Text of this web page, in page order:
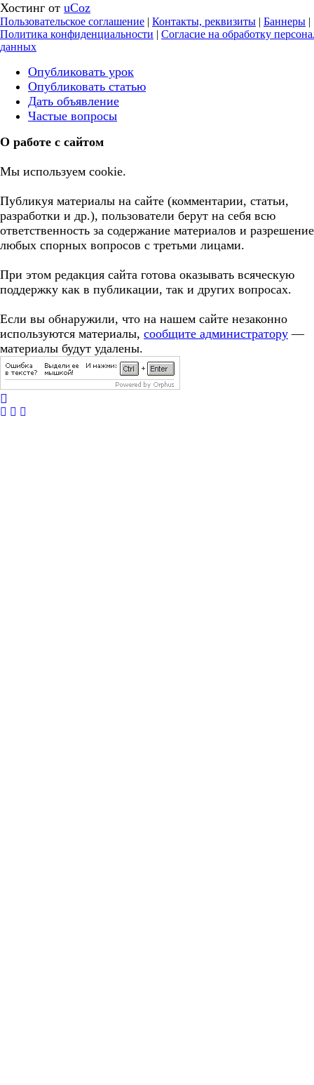
Хостинг от uCoz
Пользовательское соглашение | Контакты, реквизиты | Баннеры |
Политика конфиденциальности | Согласие на обработку
данных
Опубликовать урок
Опубликовать статью
Дать объявление
Частые вопросы
О работе с сайтом
Мы используем cookie.
Публикуя материалы на сайте (комментарии, статьи,
разработки и др.), пользователи берут на себя всю
ответственность за содержание материалов и разрешение
любых спорных вопросов с третьми лицами.
При этом редакция сайта готова оказывать всяческую
поддержку как в публикации, так и других вопросах.
Если вы обнаружили, что на нашем сайте незаконно
используются материалы, сообщите администратору —
материалы будут удалены.